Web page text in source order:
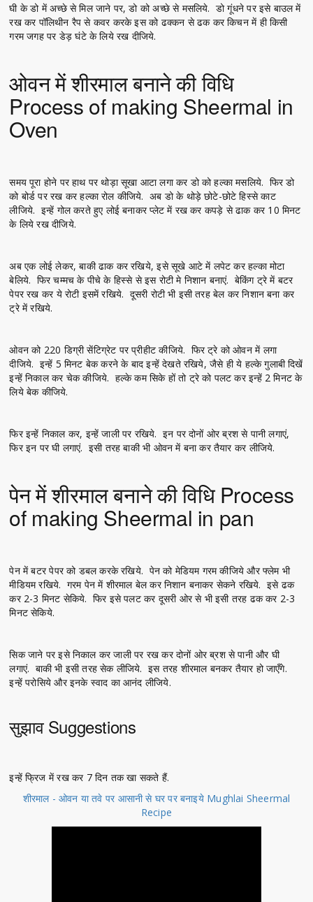
घी के डो में अच्छे से मिल जाने पर, डो को अच्छे से मसलिये. डो गूंधने पर इसे बाउल में
रख कर पॉलिथीन रैप से कवर करके इस को ढक्कन से ढक कर किचन में ही किसी
गरम जगह पर डेड़ घंटे के लिये रख दीजिये.
ओवन में शीरमाल बनाने की विधि
Process of making Sheermal in
Oven
समय पूरा होने पर हाथ पर थोड़ा सूखा आटा लगा कर डो को हल्का मसलिये. फिर डो
को बोर्ड पर रख कर हल्का रोल कीजिये. अब डो के थोड़े छोटे-छोटे हिस्से काट
लीजिये. इन्हें गोल करते हुए लोई बनाकर प्लेट में रख कर कपड़े से ढाक कर 10 मिनट
के लिये रख दीजिये.
अब एक लोई लेकर, बाकी ढाक कर रखिये, इसे सूखे आटे में लपेट कर हल्का मोटा
बेलिये. फिर चम्मच के पीचे के हिस्से से इस रोटी मे निशान बनाएं. बेकिंग ट्रे में बटर
पेपर रख कर ये रोटी इसमें रखिये. दूसरी रोटी भी इसी तरह बेल कर निशान बना कर
ट्रे में रखिये.
ओवन को 220 डिग्री सेंटिग्रेट पर प्रीहीट कीजिये. फिर ट्रे को ओवन में लगा
दीजिये. इन्हें 5 मिनट बेक करने के बाद इन्हें देखते रखिये, जैसे ही ये हल्के गुलाबी दिखें
इन्हें निकाल कर चेक कीजिये. हल्के कम सिके हों तो ट्रे को पलट कर इन्हें 2 मिनट के
लिये बेक कीजिये.
फिर इन्हें निकाल कर, इन्हें जाली पर रखिये. इन पर दोनों ओर ब्रश से पानी लगाएं,
फिर इन पर घी लगाएं. इसी तरह बाकी भी ओवन में बना कर तैयार कर लीजिये.
पेन में शीरमाल बनाने की विधि Process
of making Sheermal in pan
पेन में बटर पेपर को डबल करके रखिये. पेन को मेडियम गरम कीजिये और फ्लेम भी
मीडियम रखिये. गरम पेन में शीरमाल बेल कर निशान बनाकर सेकने रखिये. इसे ढक
कर 2-3 मिनट सेकिये. फिर इसे पलट कर दूसरी ओर से भी इसी तरह ढक कर 2-3
मिनट सेकिये.
सिक जाने पर इसे निकाल कर जाली पर रख कर दोनों ओर ब्रश से पानी और घी
लगाएं. बाकी भी इसी तरह सेक लीजिये. इस तरह शीरमाल बनकर तैयार हो जाएँगे.
इन्हें परोसिये और इनके स्वाद का आनंद लीजिये.
सुझाव Suggestions
इन्हें फ्रिज में रख कर 7 दिन तक खा सकते हैं.
शीरमाल - ओवन या तवे पर आसानी से घर पर बनाइये Mughlai Sheermal
Recipe